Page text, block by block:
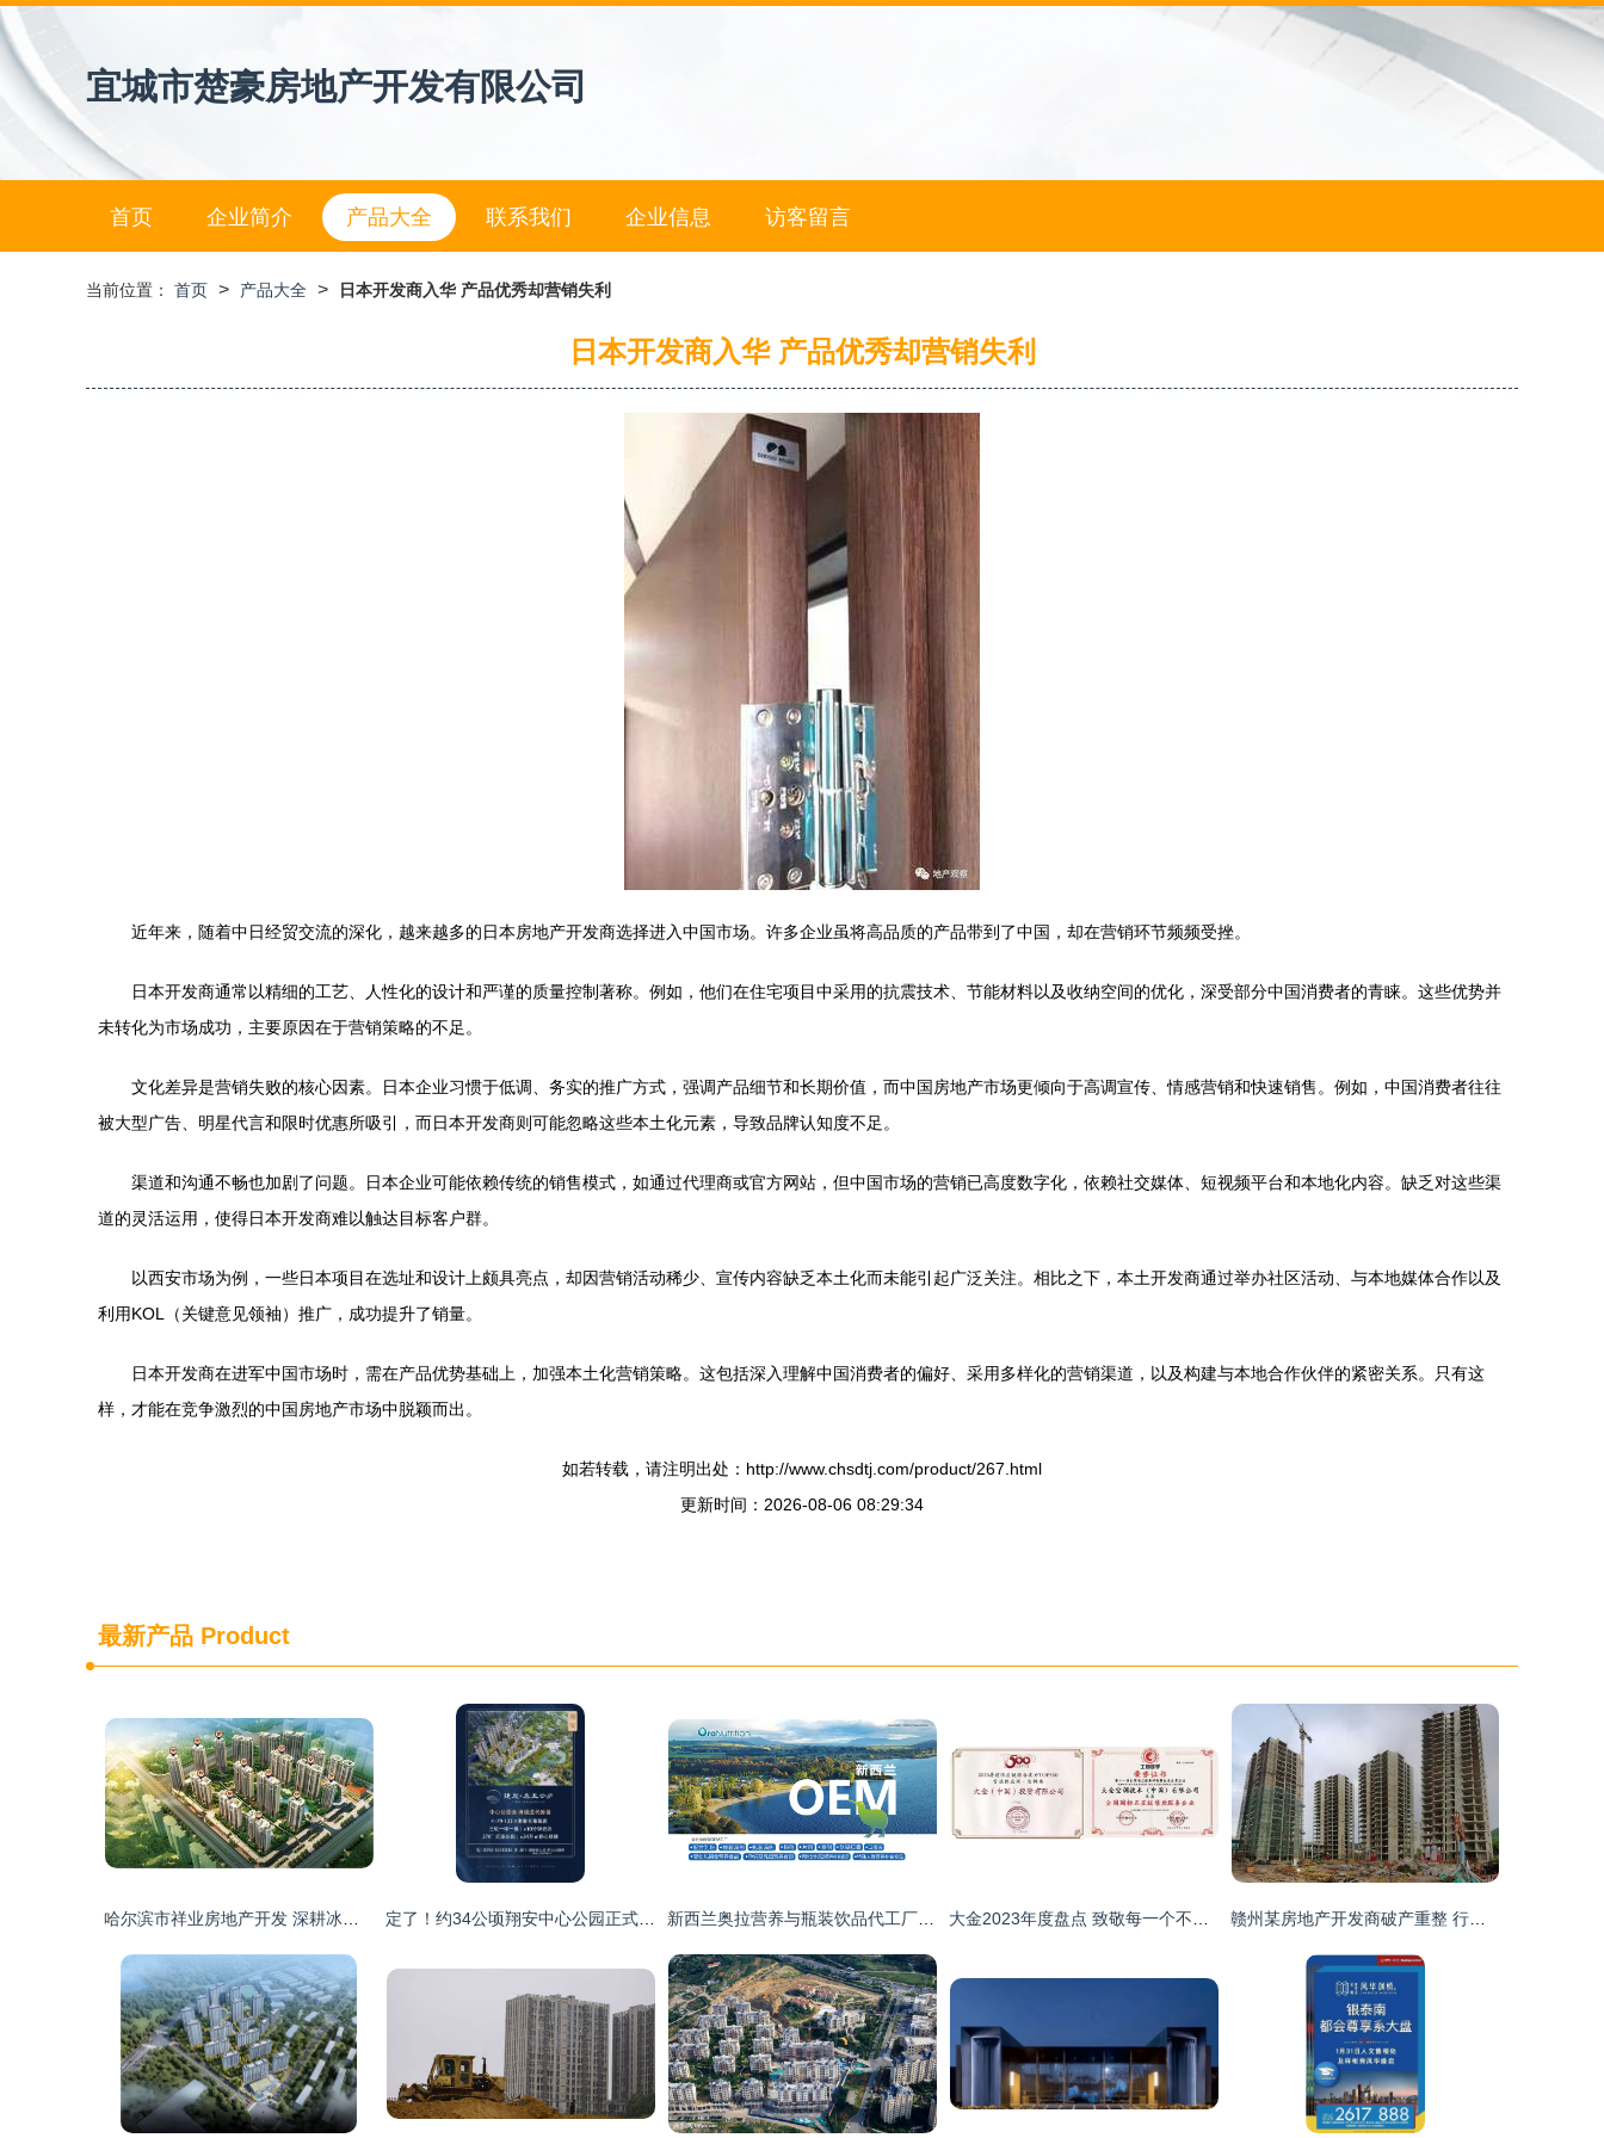
宜城市楚豪房地产开发有限公司
首页 企业简介 产品大全 联系我们 企业信息 访客留言
当前位置： 首页 > 产品大全 > 日本开发商入华 产品优秀却营销失利
日本开发商入华 产品优秀却营销失利
近年来，随着中日经贸交流的深化，越来越多的日本房地产开发商选择进入中国市场。许多企业虽将高品质的产品带到了中国，却在营销环节频频受挫。
日本开发商通常以精细的工艺、人性化的设计和严谨的质量控制著称。例如，他们在住宅项目中采用的抗震技术、节能材料以及收纳空间的优化，深受部分中国消费者的青睐。这些优势并
未转化为市场成功，主要原因在于营销策略的不足。
文化差异是营销失败的核心因素。日本企业习惯于低调、务实的推广方式，强调产品细节和长期价值，而中国房地产市场更倾向于高调宣传、情感营销和快速销售。例如，中国消费者往往
被大型广告、明星代言和限时优惠所吸引，而日本开发商则可能忽略这些本土化元素，导致品牌认知度不足。
渠道和沟通不畅也加剧了问题。日本企业可能依赖传统的销售模式，如通过代理商或官方网站，但中国市场的营销已高度数字化，依赖社交媒体、短视频平台和本地化内容。缺乏对这些渠
道的灵活运用，使得日本开发商难以触达目标客户群。
以西安市场为例，一些日本项目在选址和设计上颇具亮点，却因营销活动稀少、宣传内容缺乏本土化而未能引起广泛关注。相比之下，本土开发商通过举办社区活动、与本地媒体合作以及
利用KOL（关键意见领袖）推广，成功提升了销量。
日本开发商在进军中国市场时，需在产品优势基础上，加强本土化营销策略。这包括深入理解中国消费者的偏好、采用多样化的营销渠道，以及构建与本地合作伙伴的紧密关系。只有这
样，才能在竞争激烈的中国房地产市场中脱颖而出。
如若转载，请注明出处：http://www.chsdtj.com/product/267.html
更新时间：2026-08-06 08:29:34
最新产品 Product